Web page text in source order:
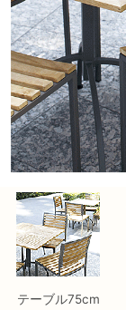
テーブル75cm